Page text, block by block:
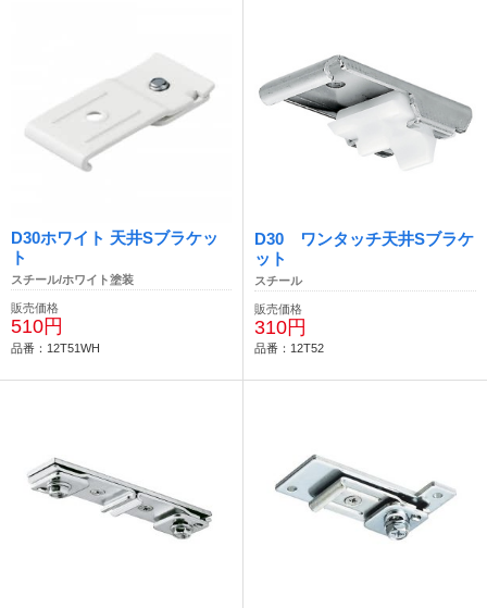
D30ホワイト 天井Sブラケッ
ト
スチール/ホワイト塗装
販売価格
510円
品番：12T51WH
D30 ワンタッチ天井Sブラケ
ット
スチール
販売価格
310円
品番：12T52